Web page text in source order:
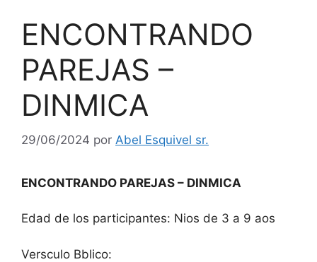
ENCONTRANDO
PAREJAS –
DINMICA
29/06/2024 por Abel Esquivel sr.
ENCONTRANDO PAREJAS – DINMICA
Edad de los participantes: Nios de 3 a 9 aos
Versculo Bblico: